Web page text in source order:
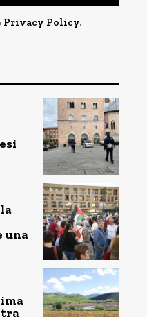
Privacy Policy.
una
tra